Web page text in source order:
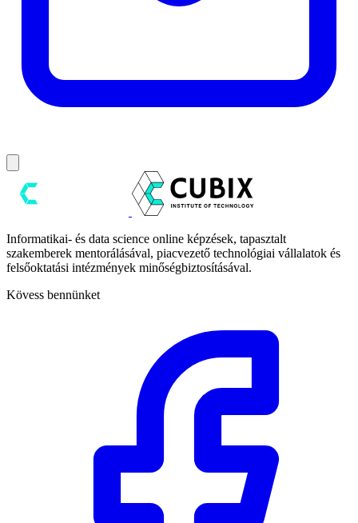
Informatikai- és data science online képzések, tapasztalt
szakemberek mentorálásával, piacvezető technológiai vállalatok és
felsőoktatási intézmények minőségbiztosításával.
Kövess bennünket